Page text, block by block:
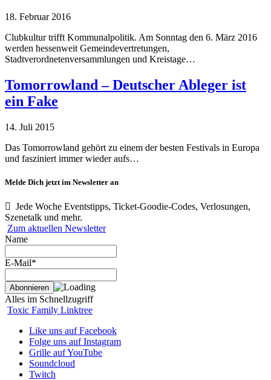
18. Februar 2016
Clubkultur trifft Kommunalpolitik. Am Sonntag den 6. März 2016
werden hessenweit Gemeindevertretungen,
Stadtverordnetenversammlungen und Kreistage…
Tomorrowland – Deutscher Ableger ist
ein Fake
14. Juli 2015
Das Tomorrowland gehört zu einem der besten Festivals in Europa
und fasziniert immer wieder aufs…
Melde Dich jetzt im Newsletter an
Jede Woche Eventstipps, Ticket-Goodie-Codes, Verlosungen,
Szenetalk und mehr.
Zum aktuellen Newsletter
Name
E-Mail*
Alles im Schnellzugriff
Toxic Family Linktree
Like uns auf Facebook
Folge uns auf Instagram
Grille auf YouTube
Soundcloud
Twitch